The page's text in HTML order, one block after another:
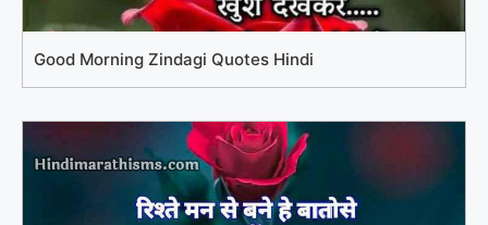
Good Morning Zindagi Quotes Hindi